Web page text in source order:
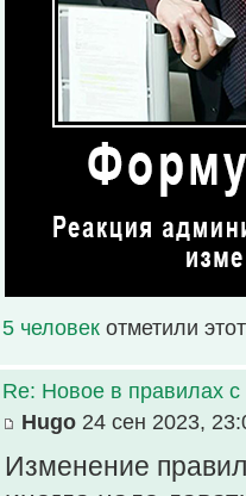
5 человек отметили
Re: Новое в правилах с
Hugo 24 сен 2023,
Изменение